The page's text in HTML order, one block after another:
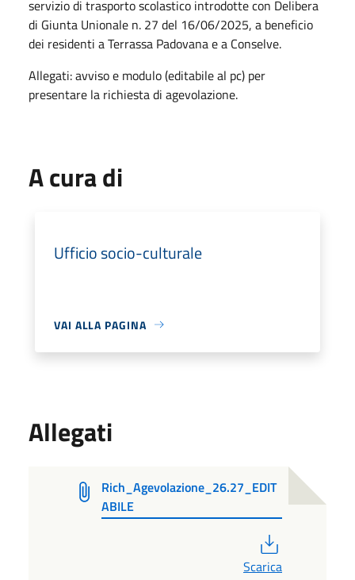
servizio di trasporto scolastico introdotte con Delibera
di Giunta Unionale n. 27 del 16/06/2025, a beneficio
dei residenti a Terrassa Padovana e a Conselve.
Allegati: avviso e modulo (editabile al pc) per
presentare la richiesta di agevolazione.
A cura di
Ufficio socio-culturale
VAI ALLA PAGINA
Allegati
Rich_Agevolazione_26.27_EDIT
ABILE
Scarica